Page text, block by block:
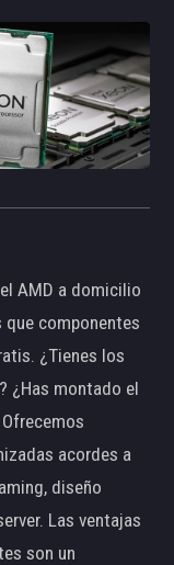
AMD a domicilio
que componentes
¿Tienes los
¿Has montado el
acordes a
diseño
Las ventajas
son un